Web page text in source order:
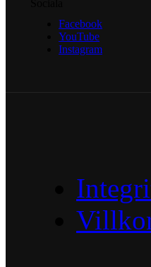
Facebook
YouTube
Instagram